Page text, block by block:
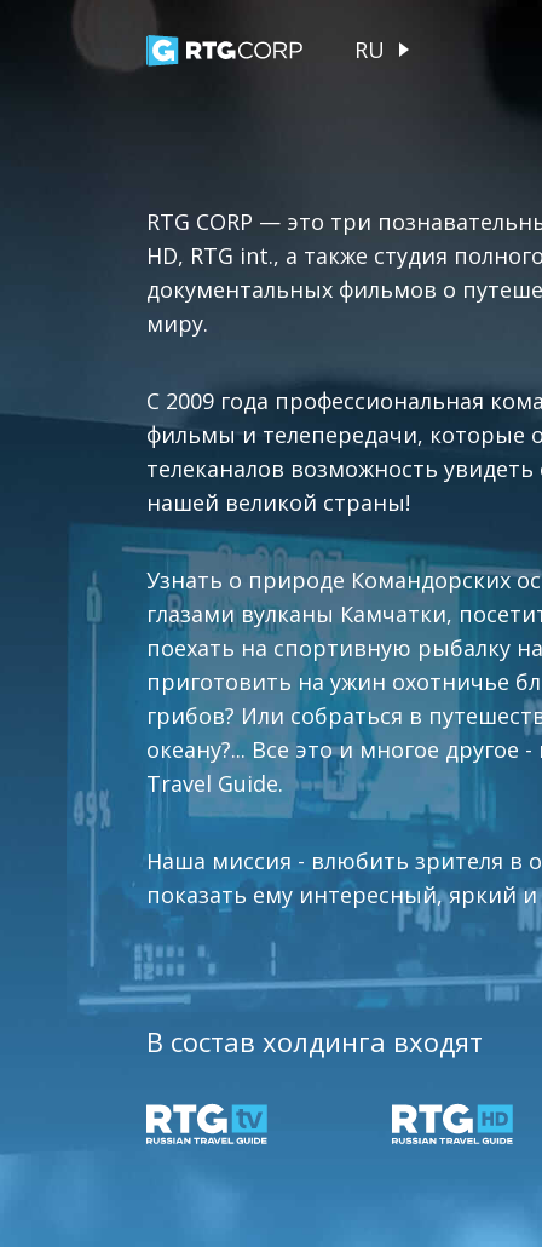
RU
RTG CORP — это три
HD, RTG int., а также студия
документальных фильмов о
миру.
С 2009 года профессиональная
фильмы и телепередачи, которые
телеканалов возможность
нашей великой страны!
Узнать о природе Командорских
глазами вулканы Камчатки,
поехать на спортивную рыбалку
приготовить на ужин охотничье
грибов? Или собраться в
океану?... Все это и многое другое
Travel Guide.
Наша миссия - влюбить зрителя
показать ему интересный, яркий
В состав холдинга входят